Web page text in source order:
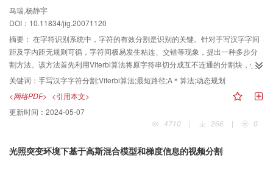
马瑞,杨静宇
DOI：10.11834/jig.20071120
摘要： 在字符识别系统中，字符的有效分割是识别的关键。针对手写汉字字间
距及字内距无规则可循，字符间极易发生粘连、交错等现象，提出一种多步分
割方法。该方法首先利用Viterbi算法将原字符串切分成互不连通的分割块，使
非粘连汉字、交错汉字得到正确分割；对于其中宽度较大存在粘连字符的分割
块，从候选分割点人手，用非线性分割路径将粘连部分分开；最后再应用A＊算
法找到全局最佳分割位置，使过分割的字符得到完整合并。实验结果表明，该
方法对于手写汉字的分割是可行、有效的。
关键词： 手写汉字字符分割;Viterbi算法;最短路径;A＊算法;动态规划
<网络PDF> <引用本文>
更新时间： 2024-05-07
4710
| 266 | 0
光照突变环境下基于高斯混合模型和梯度信息的视频分割